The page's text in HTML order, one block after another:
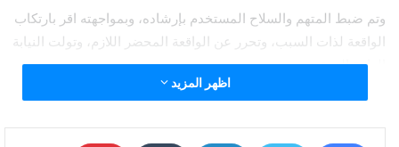
وتم ضبط المتهم والسلاح المستخدم بإرشاده، وبمواجهته اقر بارتكاب
الواقعة لذات السبب، وتحرر عن الواقعة المحضر اللازم، وتولت النيابة
العامة التحقيق.
ضبط عامل أصاب ابن عمه بطلق ناري في مشاجرة بسبب
خلافات الجيرة بسوهاج
اظهر المزيد